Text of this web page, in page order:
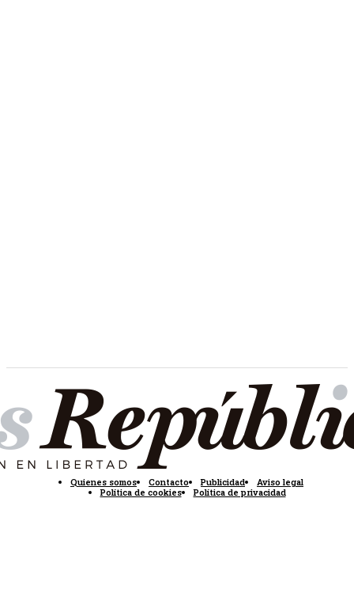
Quienes somos Contacto Publicidad
Aviso legal
Política de cookies
Política de privacidad